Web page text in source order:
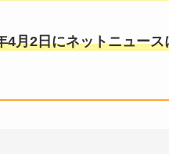
4月2日にネットニュース